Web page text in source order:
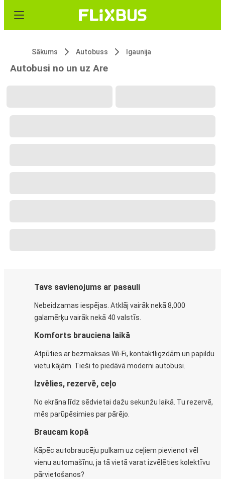
Sākums Autobuss Igaunija
Autobusi no un uz Are
Tavs savienojums ar pasauli
Nebeidzamas iespējas. Atklāj vairāk nekā 8,000
galamērķu vairāk nekā 40 valstīs.
Komforts brauciena laikā
Atpūties ar bezmaksas Wi-Fi, kontaktligzdām un papildu
vietu kājām. Tieši to piedāvā moderni autobusi.
Izvēlies, rezervē, ceļo
No ekrāna līdz sēdvietai dažu sekunžu laikā. Tu rezervē,
mēs parūpēsimies par pārējo.
Braucam kopā
Kāpēc autobraucēju pulkam uz ceļiem pievienot vēl
vienu automašīnu, ja tā vietā varat izvēlēties kolektīvu
pārvietošanos?